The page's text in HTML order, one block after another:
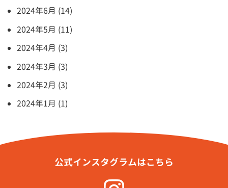
2024年6月 (14)
2024年5月 (11)
2024年4月 (3)
2024年3月 (3)
2024年2月 (3)
2024年1月 (1)
公式インスタグラムはこちら